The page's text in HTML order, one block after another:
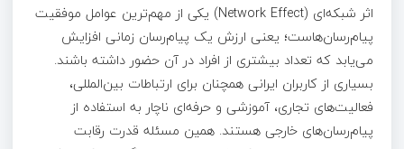
اثر شبکه‌ای (Network Effect) یکی از مهم‌ترین عوامل موفقیت
پیام‌رسان‌هاست؛ یعنی ارزش یک پیام‌رسان زمانی افزایش
می‌یابد که تعداد بیشتری از افراد در آن حضور داشته باشند.
بسیاری از کاربران ایرانی همچنان برای ارتباطات بین‌المللی،
فعالیت‌های تجاری، آموزشی و حرفه‌ای ناچار به استفاده از
پیام‌رسان‌های خارجی هستند. همین مسئله قدرت رقابت